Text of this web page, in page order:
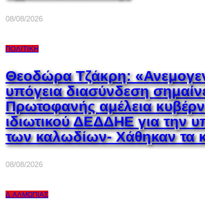
08/08/2026
ΠΟΛΙΤΙΚΉ
Θεοδώρα Τζάκρη:
υπόγεια διασύνδεση
Πρωτοφανής αμέλεια
ιδιωτικού ΔΕΔΔΗΕ για την
των καλωδίων- Χάθηκαν τα
08/08/2026
Δ.ΑΛΜΩΠΊΑΣ